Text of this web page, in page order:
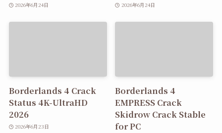
2026年6月24日 2026年6月24日
Borderlands 4 Crack
Status 4K-UltraHD
2026
2026年6月23日
Borderlands 4
EMPRESS Crack
Skidrow Crack Stable
for PC